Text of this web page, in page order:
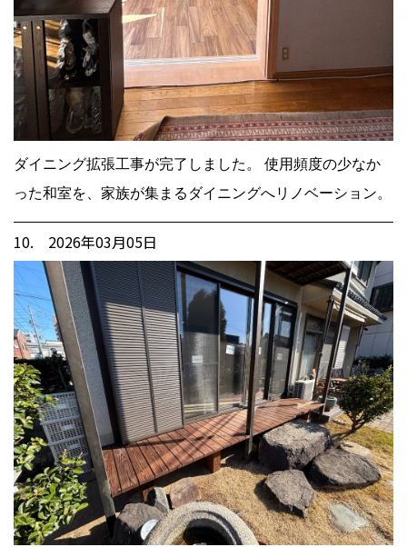
ダイニング拡張工事が完了しました。 使用頻度の少なか
った和室を、家族が集まるダイニングへリノベーション。
10. 2026年03月05日